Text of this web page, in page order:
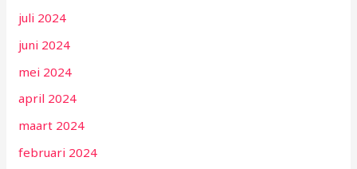
juli 2024
juni 2024
mei 2024
april 2024
maart 2024
februari 2024